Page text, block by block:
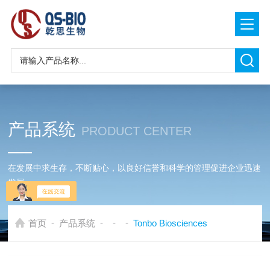
产品系统 PRODUCT CENTER
在发展中求生存，不断贴心，以良好信誉和科学的管理促进企业迅速
发展
首页 - 产品系统 - - - Tonbo Biosciences